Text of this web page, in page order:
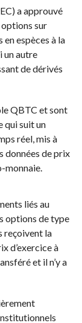
a approuvé
sur
espèces à la
un autre
de dérivés
QBTC et sont
qui suit un
réel, mis à
données de prix
monnaie.
liés au
options de type
reçoivent la
d’exercice à
et il n’y a